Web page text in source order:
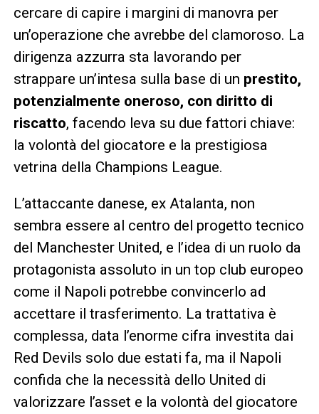
cercare di capire i margini di manovra per
un’operazione che avrebbe del clamoroso. La
dirigenza azzurra sta lavorando per
strappare un’intesa sulla base di un prestito,
potenzialmente oneroso, con diritto di
riscatto, facendo leva su due fattori chiave:
la volontà del giocatore e la prestigiosa
vetrina della Champions League.
L’attaccante danese, ex Atalanta, non
sembra essere al centro del progetto tecnico
del Manchester United, e l’idea di un ruolo da
protagonista assoluto in un top club europeo
come il Napoli potrebbe convincerlo ad
accettare il trasferimento. La trattativa è
complessa, data l’enorme cifra investita dai
Red Devils solo due estati fa, ma il Napoli
confida che la necessità dello United di
valorizzare l’asset e la volontà del giocatore